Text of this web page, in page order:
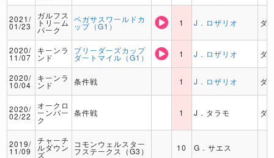
2021/
01/23
ガルフス
トリーム
パーク
ペガサスワールドカ
ップ（G1） 1 J．ロザリオ ダ
2020/
11/07
キーンラ
ンド
ブリーダーズカップ
ダートマイル（G1） 1 J．ロザリオ ダ
2020/
10/04
キーンラ
ンド 条件戦 1 J．ロザリオ ダ
2020/
02/22
オークロ
ーンパー
ク
条件戦 1 J．タラモ ダ
2019/
11/09
チャーチ
ルダウン
ズ
コモンウェルスター
フステークス（G3） 10 G．サエス